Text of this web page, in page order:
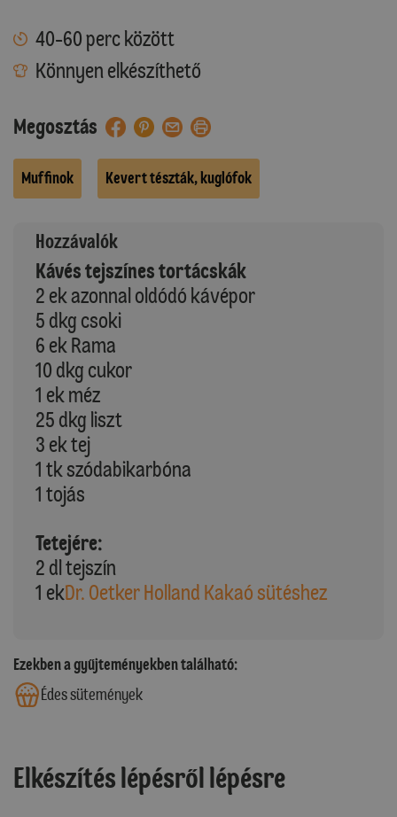
40-60 perc között
Könnyen elkészíthető
Megosztás
Muffinok Kevert tészták, kuglófok
Hozzávalók
Kávés tejszínes tortácskák
2 ek azonnal oldódó kávépor
5 dkg csoki
6 ek Rama
10 dkg cukor
1 ek méz
25 dkg liszt
3 ek tej
1 tk szódabikarbóna
1 tojás
Tetejére:
2 dl tejszín
1 ekDr. Oetker Holland Kakaó sütéshez
Ezekben a gyűjteményekben található:
Édes sütemények
Elkészítés lépésről lépésre